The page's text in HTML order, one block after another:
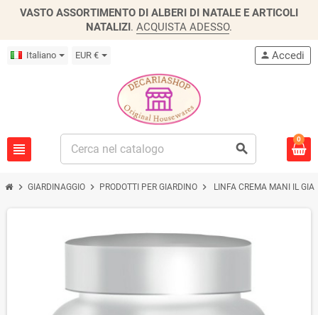
VASTO ASSORTIMENTO DI ALBERI DI NATALE E ARTICOLI
NATALIZI. ACQUISTA ADESSO.
Italiano EUR €
view_headline search
person Accedi
0
chevron_right GIARDINAGGIO chevron_right PRODOTTI PER GIARDINO chevron_right LINFA CREMA MANI IL